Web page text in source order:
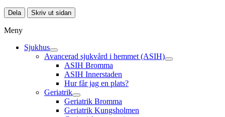
Dela Skriv ut sidan
Meny
Sjukhus
Avancerad sjukvård i hemmet (ASIH)
ASIH Bromma
ASIH Innerstaden
Hur får jag en plats?
Geriatrik
Geriatrik Bromma
Geriatrik Kungsholmen